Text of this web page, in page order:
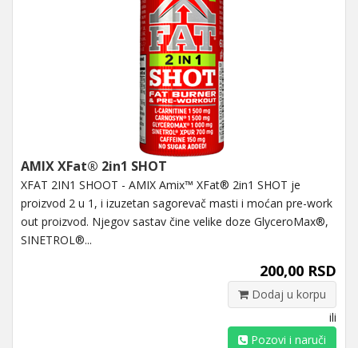
AMIX XFat® 2in1 SHOT
XFAT 2IN1 SHOOT - AMIX Amix™ XFat® 2in1 SHOT je
proizvod 2 u 1, i izuzetan sagorevač masti i moćan pre-work
out proizvod. Njegov sastav čine velike doze GlyceroMax®,
SINETROL®...
200,00 RSD
Dodaj u korpu
ili
Pozovi i naruči